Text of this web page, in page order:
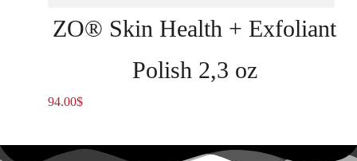
ZO® Skin Health + Exfoliant
Polish 2,3 oz
94.00$